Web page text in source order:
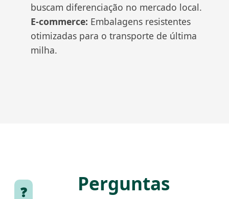
buscam diferenciação no mercado local.
E-commerce: Embalagens resistentes
otimizadas para o transporte de última
milha.
❓ Perguntas